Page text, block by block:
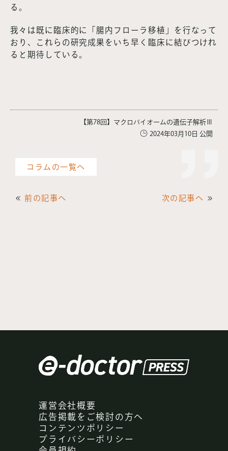
る。
我々は既に臨床的に「腸内フローラ移植」を行なって
おり、これらの研究成果をいち早く臨床に結びつけれ
ると期待している。
【第78回】マクロバイオームの遺伝子解析Ⅲ
2024年03月10日 公開
前の記事へ
コラムの一覧へ
次の記事へ
運営会社概要
広告掲載をご検討の方へ
コンテンツポリシー
プライバシーポリシー